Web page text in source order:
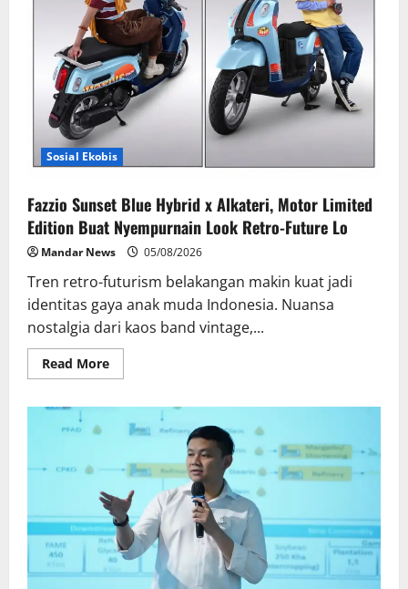
Pelabuhan
Sosial Ekobis
Fazzio Sunset Blue Hybrid x Alkateri, Motor Limited
Edition Buat Nyempurnain Look Retro-Future Lo
Mandar News 05/08/2026
Tren retro-futurism belakangan makin kuat jadi
identitas gaya anak muda Indonesia. Nuansa
nostalgia dari kaos band vintage,...
Read MoreRead
more
Blue
Hybrid
Alkateri,
Motor
Limited
Edition
Buat
Nyempurnain
Look
Retro-
Future
Lo